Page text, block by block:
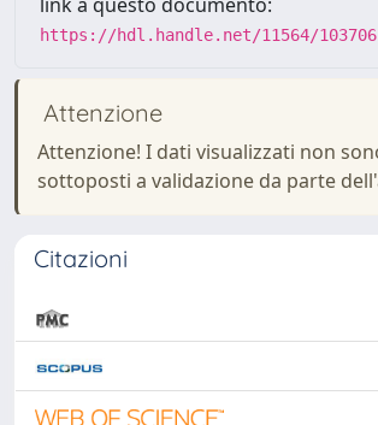
https://hdl.handle.net/11564/103706
Attenzione
Attenzione! I dati visualizzati non
sottoposti a validazione da parte
Citazioni